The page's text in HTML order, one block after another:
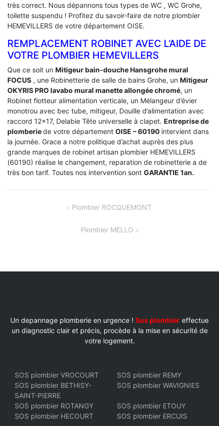
très correct. Nous dépannons tous types de WC , WC Grohe,
toilette suspendu ! Profitez du savoir-faire de notre plombier
HEMEVILLERS de votre département OISE.
REMPLACEMENT ROBINET AVEC L’AIDE DE
VOTRE PLOMBIER HEMEVILLERS
Que ce soit un Mitigeur bain-douche Hansgrohe mural
FOCUS , une Robinetterie de salle de bains Grohe, un Mitigeur
OKYRIS PRO lavabo mural manette allongée chromé, un
Robinet flotteur alimentation verticale, un Mélangeur d’évier
monotrou avec bec tube, mitigeur, Douille d’alimentation avec
raccord 12×17, Delabie Tête universelle à clapet. Entreprise de
plomberiede votre département OISE – 60190 intervient dans
la journée. Grace a notre politique d’achat auprès des plus
grande marques de robinet artisan plombier HEMEVILLERS
(60190) réalise le changement, reparation de robinetterie a de
très bon tarif. Toutes nos intervention sont GARANTIE 1an.
Plombier ROCQUEMONT
Plombier MELLO
Un depannage plomberie en urgence ! Sos plombier effectue
un diagnostic clair et précis, procède à la mise en sécurité de
votre logement.
SOS plombier VROCOURT
SOS plombier REMY
SOS plombier BETHISY-
SAINT-PIERRE
SOS plombier WAVIGNIES
SOS plombier ROTANGY
SOS plombier ETOUY
SOS plombier HECOURT
SOS plombier ERCUIS